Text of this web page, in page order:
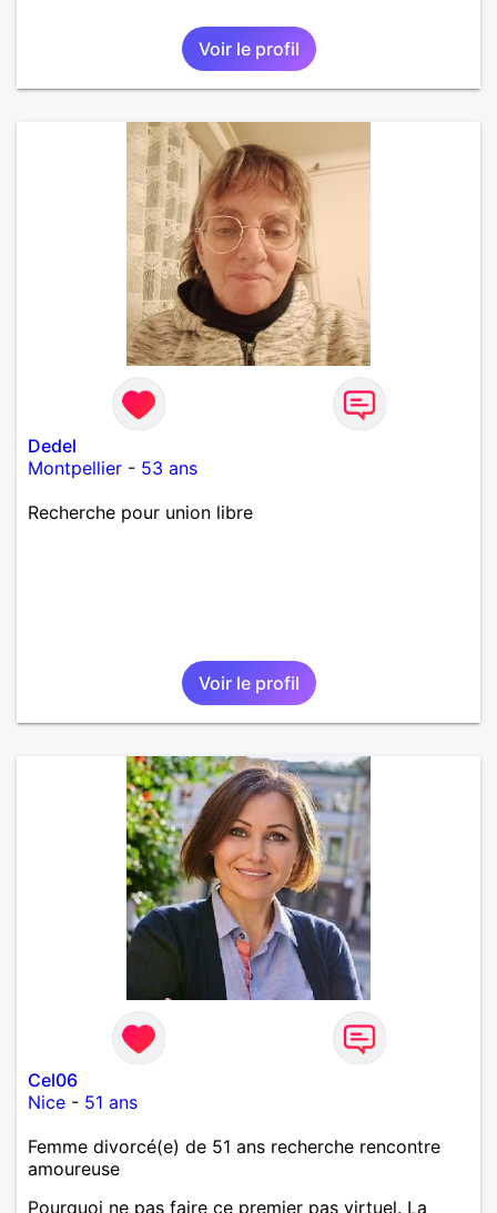
Voir le profil
Dedel
Montpellier - 53 ans
Recherche pour union libre
Voir le profil
Cel06
Nice - 51 ans
Femme divorcé(e) de 51 ans recherche rencontre
amoureuse
Pourquoi ne pas faire ce premier pas virtuel. La